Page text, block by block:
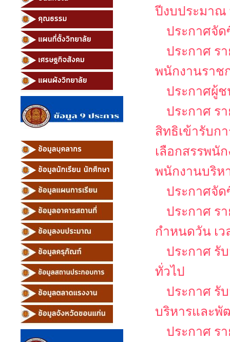
ปีงบประมาณ
ประกาศจัด
ประกาศ ร
พนักงานราช
ประกาศผู้ช
ประกาศ ร
สิทธิเข้ารับก
เลือกสรรพนั
พนักงานบริห
ประกาศจัด
ประกาศ ร
กำหนดวัน เว
ประกาศ รั
ทั่วไป
ประกาศ รั
บริหารและพั
ประกาศ ร